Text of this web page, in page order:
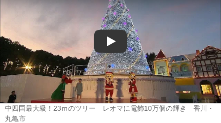
Play
中四国最大級！23ｍのツリー レオマに電飾10万個の輝き 香川・
丸亀市